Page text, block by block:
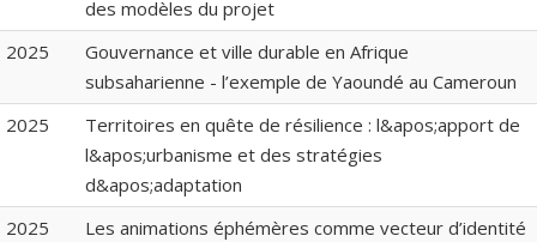
des modèles du projet
2025
Gouvernance et ville durable en Afrique
subsaharienne - l’exemple de Yaoundé au Cameroun
2025
Territoires en quête de résilience : l&apos;apport de
l&apos;urbanisme et des stratégies
d&apos;adaptation
2025
Les animations éphémères comme vecteur d’identité